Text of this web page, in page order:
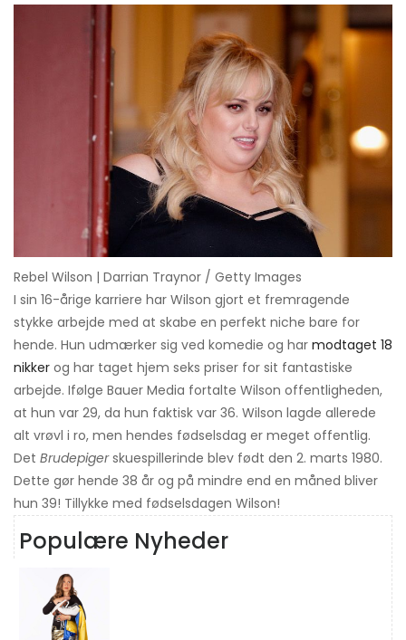
Rebel Wilson | Darrian Traynor / Getty Images
I sin 16-årige karriere har Wilson gjort et fremragende
stykke arbejde med at skabe en perfekt niche bare for
hende. Hun udmærker sig ved komedie og har modtaget 18
nikker og har taget hjem seks priser for sit fantastiske
arbejde. Ifølge Bauer Media fortalte Wilson offentligheden,
at hun var 29, da hun faktisk var 36. Wilson lagde allerede
alt vrøvl i ro, men hendes fødselsdag er meget offentlig.
Det Brudepigerskuespillerinde blev født den 2. marts 1980.
Dette gør hende 38 år og på mindre end en måned bliver
hun 39! Tillykke med fødselsdagen Wilson!
Populære Nyheder